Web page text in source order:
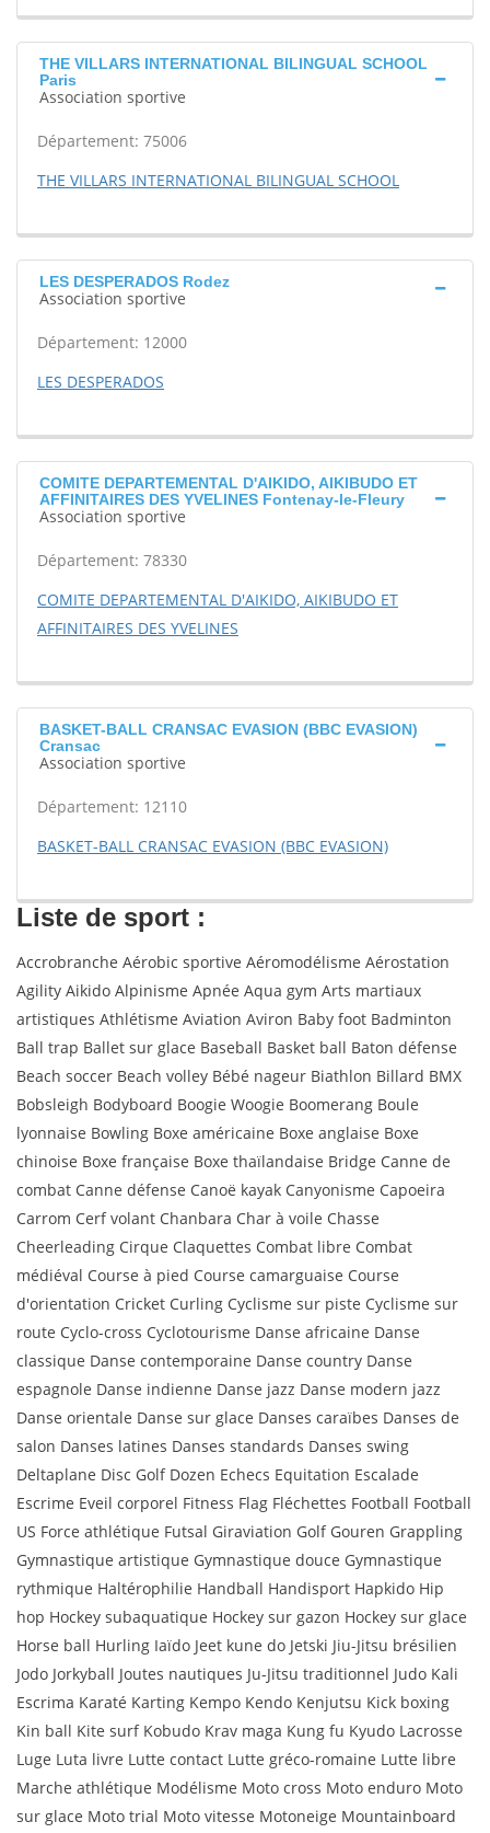
THE VILLARS INTERNATIONAL BILINGUAL SCHOOL
Paris
Association sportive
Département: 75006
THE VILLARS INTERNATIONAL BILINGUAL SCHOOL
LES DESPERADOS Rodez
Association sportive
Département: 12000
LES DESPERADOS
COMITE DEPARTEMENTAL D'AIKIDO, AIKIBUDO ET
AFFINITAIRES DES YVELINES Fontenay-le-Fleury
Association sportive
Département: 78330
COMITE DEPARTEMENTAL D'AIKIDO, AIKIBUDO ET
AFFINITAIRES DES YVELINES
BASKET-BALL CRANSAC EVASION (BBC EVASION)
Cransac
Association sportive
Département: 12110
BASKET-BALL CRANSAC EVASION (BBC EVASION)
Liste de sport :
Accrobranche Aérobic sportive Aéromodélisme Aérostation
Agility Aikido Alpinisme Apnée Aqua gym Arts martiaux
artistiques Athlétisme Aviation Aviron Baby foot Badminton
Ball trap Ballet sur glace Baseball Basket ball Baton défense
Beach soccer Beach volley Bébé nageur Biathlon Billard BMX
Bobsleigh Bodyboard Boogie Woogie Boomerang Boule
lyonnaise Bowling Boxe américaine Boxe anglaise Boxe
chinoise Boxe française Boxe thaïlandaise Bridge Canne de
combat Canne défense Canoë kayak Canyonisme Capoeira
Carrom Cerf volant Chanbara Char à voile Chasse
Cheerleading Cirque Claquettes Combat libre Combat
médiéval Course à pied Course camarguaise Course
d'orientation Cricket Curling Cyclisme sur piste Cyclisme sur
route Cyclo-cross Cyclotourisme Danse africaine Danse
classique Danse contemporaine Danse country Danse
espagnole Danse indienne Danse jazz Danse modern jazz
Danse orientale Danse sur glace Danses caraïbes Danses de
salon Danses latines Danses standards Danses swing
Deltaplane Disc Golf Dozen Echecs Equitation Escalade
Escrime Eveil corporel Fitness Flag Fléchettes Football Football
US Force athlétique Futsal Giraviation Golf Gouren Grappling
Gymnastique artistique Gymnastique douce Gymnastique
rythmique Haltérophilie Handball Handisport Hapkido Hip
hop Hockey subaquatique Hockey sur gazon Hockey sur glace
Horse ball Hurling Iaïdo Jeet kune do Jetski Jiu-Jitsu brésilien
Jodo Jorkyball Joutes nautiques Ju-Jitsu traditionnel Judo Kali
Escrima Karaté Karting Kempo Kendo Kenjutsu Kick boxing
Kin ball Kite surf Kobudo Krav maga Kung fu Kyudo Lacrosse
Luge Luta livre Lutte contact Lutte gréco-romaine Lutte libre
Marche athlétique Modélisme Moto cross Moto enduro Moto
sur glace Moto trial Moto vitesse Motoneige Mountainboard